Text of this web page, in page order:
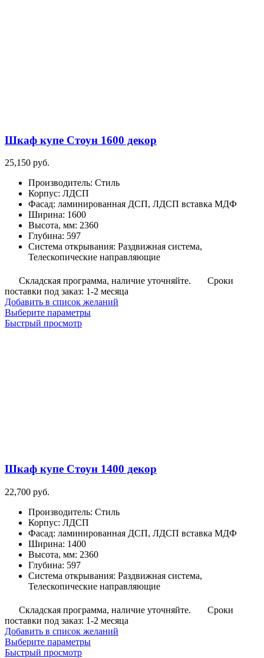
Шкаф купе Стоун 1600 декор
25,150 руб.
Производитель: Стиль
Корпус: ЛДСП
Фасад: ламинированная ДСП, ЛДСП вставка МДФ
Ширина: 1600
Высота, мм: 2360
Глубина: 597
Система открывания: Раздвижная система,
Телескопические направляющие
Складская программа, наличие уточняйте.
Сроки
поставки под заказ: 1-2 месяца
Добавить в список желаний
Выберите параметрыЭтот
Быстрый просмотр
Шкаф купе Стоун 1400 декор
22,700 руб.
Производитель: Стиль
Корпус: ЛДСП
Фасад: ламинированная ДСП, ЛДСП вставка МДФ
Ширина: 1400
Высота, мм: 2360
Глубина: 597
Система открывания: Раздвижная система,
Телескопические направляющие
Складская программа, наличие уточняйте.
Сроки
поставки под заказ: 1-2 месяца
Добавить в список желаний
Выберите параметрыЭтот
Быстрый просмотр